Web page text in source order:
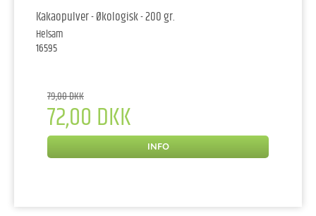
Kakaopulver - Økologisk - 200 gr.
Helsam
16595
79,00 DKK
72,00 DKK
INFO